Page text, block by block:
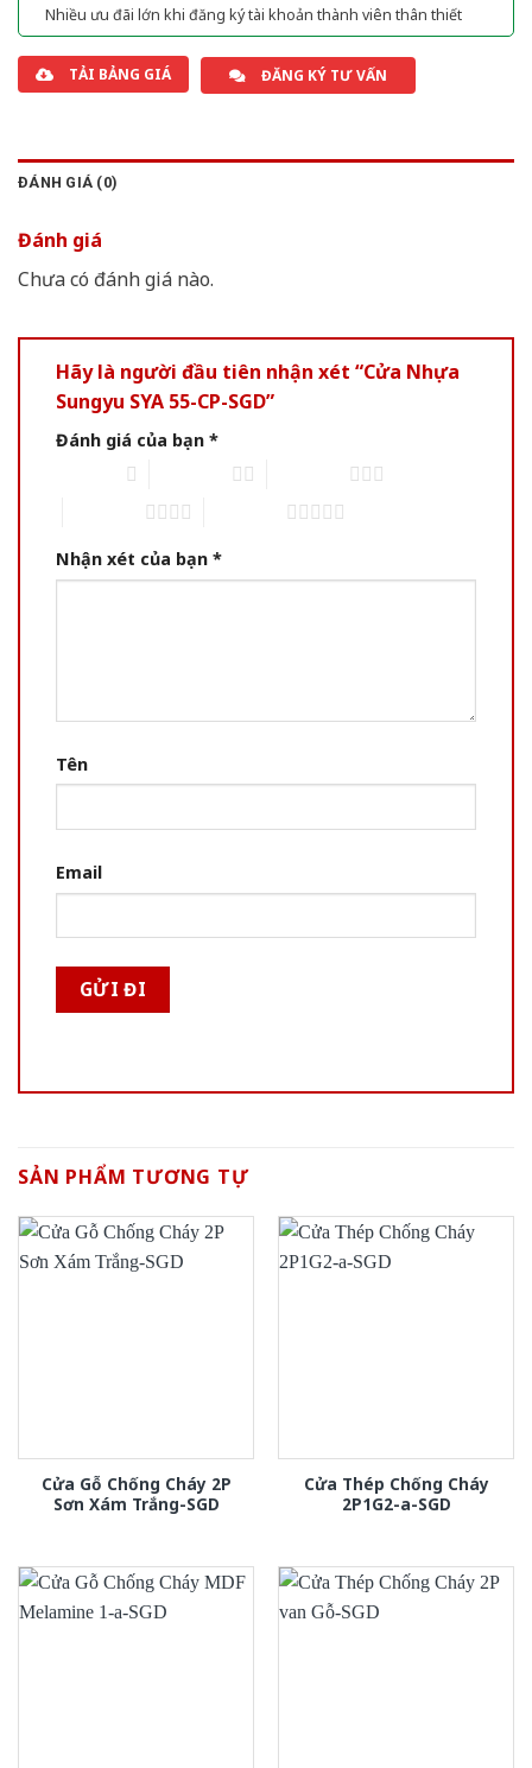
Nhiều ưu đãi lớn khi đăng ký tài khoản thành viên thân thiết
TẢI BẢNG GIÁ ĐĂNG KÝ TƯ VẤN
ĐÁNH GIÁ (0)
Đánh giá
Chưa có đánh giá nào.
Hãy là người đầu tiên nhận xét “Cửa Nhựa
Sungyu SYA 55-CP-SGD”
Đánh giá của bạn *
Nhận xét của bạn *
Tên
Email
SẢN PHẨM TƯƠNG TỰ
Cửa Gỗ Chống Cháy 2P
Sơn Xám Trắng-SGD
Cửa Thép Chống Cháy
2P1G2-a-SGD